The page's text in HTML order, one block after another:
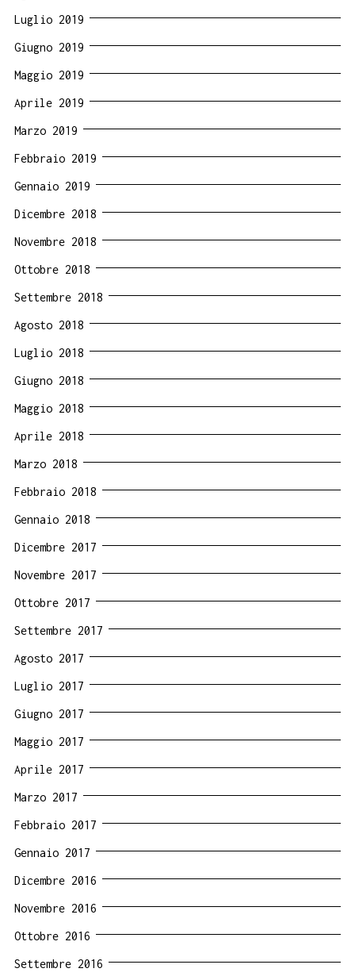
Luglio 2019
Giugno 2019
Maggio 2019
Aprile 2019
Marzo 2019
Febbraio 2019
Gennaio 2019
Dicembre 2018
Novembre 2018
Ottobre 2018
Settembre 2018
Agosto 2018
Luglio 2018
Giugno 2018
Maggio 2018
Aprile 2018
Marzo 2018
Febbraio 2018
Gennaio 2018
Dicembre 2017
Novembre 2017
Ottobre 2017
Settembre 2017
Agosto 2017
Luglio 2017
Giugno 2017
Maggio 2017
Aprile 2017
Marzo 2017
Febbraio 2017
Gennaio 2017
Dicembre 2016
Novembre 2016
Ottobre 2016
Settembre 2016